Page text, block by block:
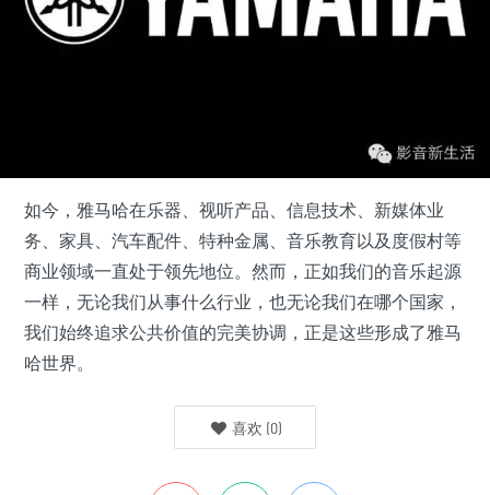
如今，雅马哈在乐器、视听产品、信息技术、新媒体业
务、家具、汽车配件、特种金属、音乐教育以及度假村等
商业领域一直处于领先地位。然而，正如我们的音乐起源
一样，无论我们从事什么行业，也无论我们在哪个国家，
我们始终追求公共价值的完美协调，正是这些形成了雅马
哈世界。
喜欢 (0)